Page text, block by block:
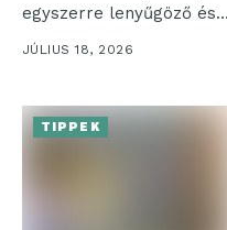
egyszerre lenyűgöző és
nem...
JÚLIUS 18, 2026
TIPPEK